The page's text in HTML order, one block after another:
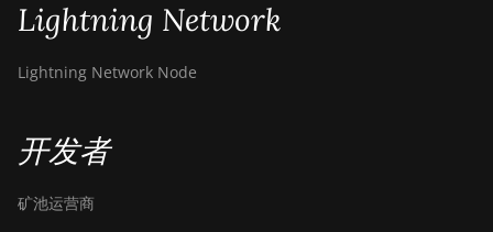
Lightning Network
Lightning Network Node
开发者
矿池运营商